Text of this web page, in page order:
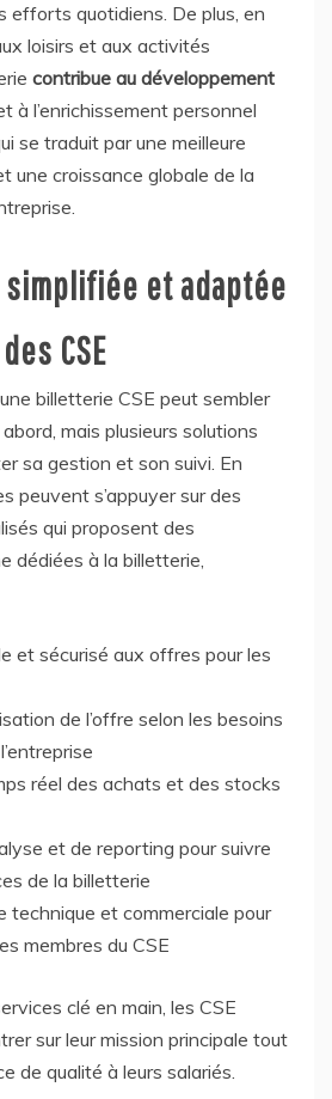
efforts quotidiens. De plus, en
loisirs et aux activités
contribue au développement
à l’enrichissement personnel
se traduit par une meilleure
une croissance globale de la
et adaptée
CSE
billetterie CSE peut sembler
mais plusieurs solutions
sa gestion et son suivi. En
peuvent s’appuyer sur des
qui proposent des
dédiées à la billetterie,
et sécurisé aux offres pour les
de l’offre selon les besoins
réel des achats et des stocks
et de reporting pour suivre
de la billetterie
technique et commerciale pour
membres du CSE
clé en main, les CSE
sur leur mission principale tout
de qualité à leurs salariés.